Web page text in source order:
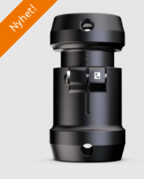
Nyhet!